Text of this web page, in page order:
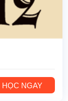
HỌC NGAY